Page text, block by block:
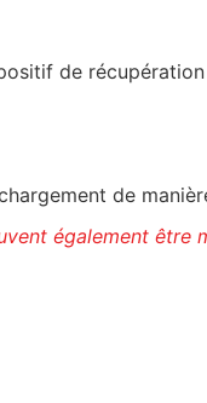
de
de
également